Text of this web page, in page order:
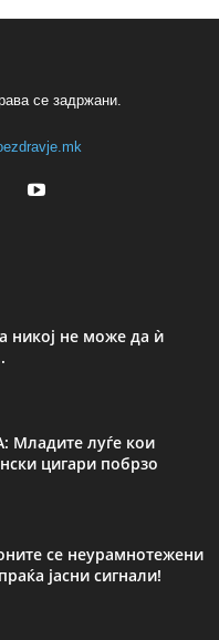
се задржани.
никој не може да ѝ
Младите луѓе кои
цигари побрзо
се неурамнотежени
јасни сигнали!